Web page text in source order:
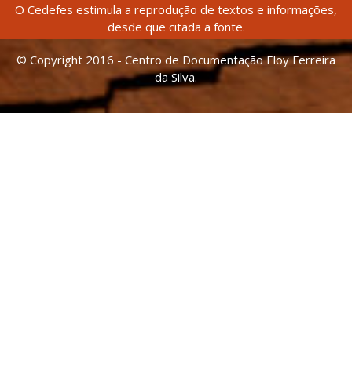
O Cedefes estimula a reprodução de textos e informações,
desde que citada a fonte.
© Copyright 2016 - Centro de Documentação Eloy Ferreira
da Silva.